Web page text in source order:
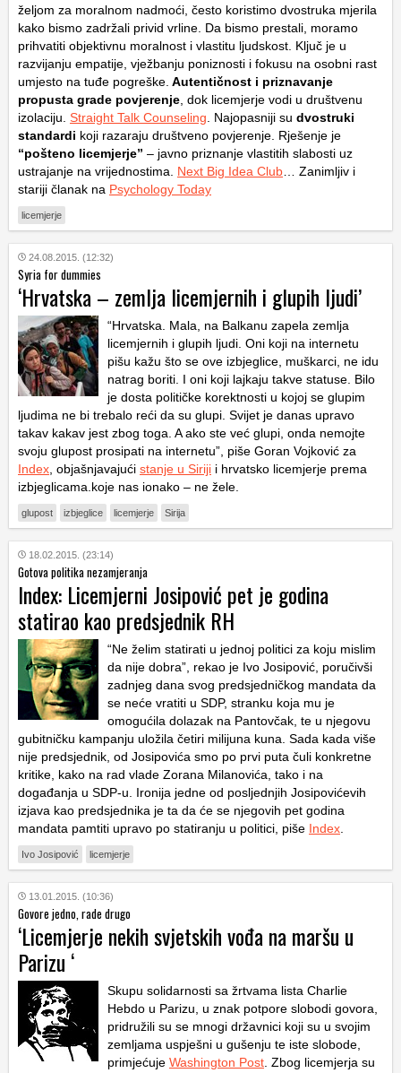
željom za moralnom nadmoći, često koristimo dvostruka mjerila
kako bismo zadržali privid vrline. Da bismo prestali, moramo
prihvatiti objektivnu moralnost i vlastitu ljudskost. Ključ je u
razvijanju empatije, vježbanju poniznosti i fokusu na osobni rast
umjesto na tuđe pogreške. Autentičnost i priznavanje
propusta grade povjerenje , dok licemjerje vodi u društvenu
izolaciju. Straight Talk Counseling . Najopasniji su dvostruki
standardi koji razaraju društveno povjerenje. Rješenje je
“pošteno licemjerje” – javno priznanje vlastitih slabosti uz
ustrajanje na vrijednostima. Next Big Idea Club … Zanimljiv i
stariji članak na Psychology Today
licemjerje
24.08.2015. (12:32)
Syria for dummies
‘Hrvatska – zemlja licemjernih i glupih ljudi’
“Hrvatska. Mala, na Balkanu zapela zemlja
licemjernih i glupih ljudi. Oni koji na internetu
pišu kažu što se ove izbjeglice, muškarci, ne idu
natrag boriti. I oni koji lajkaju takve statuse. Bilo
je dosta političke korektnosti u kojoj se glupim
ljudima ne bi trebalo reći da su glupi. Svijet je danas upravo
takav kakav jest zbog toga. A ako ste već glupi, onda nemojte
svoju glupost prosipati na internetu”, piše Goran Vojković za
Index , objašnjavajući stanje u Siriji i hrvatsko licemjerje prema
izbjeglicama.koje nas ionako – ne žele.
glupost izbjeglice licemjerje Sirija
18.02.2015. (23:14)
Gotova politika nezamjeranja
Index: Licemjerni Josipović pet je godina
statirao kao predsjednik RH
“Ne želim statirati u jednoj politici za koju mislim
da nije dobra”, rekao je Ivo Josipović, poručivši
zadnjeg dana svog predsjedničkog mandata da
se neće vratiti u SDP, stranku koja mu je
omogućila dolazak na Pantovčak, te u njegovu
gubitničku kampanju uložila četiri milijuna kuna. Sada kada više
nije predsjednik, od Josipovića smo po prvi puta čuli konkretne
kritike, kako na rad vlade Zorana Milanovića, tako i na
događanja u SDP-u. Ironija jedne od posljednjih Josipovićevih
izjava kao predsjednika je ta da će se njegovih pet godina
mandata pamtiti upravo po statiranju u politici, piše Index
Ivo Josipović licemjerje
13.01.2015. (10:36)
Govore jedno, rade drugo
‘Licemjerje nekih svjetskih vođa na maršu u
Parizu ‘
Skupu solidarnosti sa žrtvama lista Charlie
Hebdo u Parizu, u znak potpore slobodi govora,
pridružili su se mnogi državnici koji su u svojim
zemljama uspješni u gušenju te iste slobode,
primjećuje Washington Post . Zbog licemjerja su